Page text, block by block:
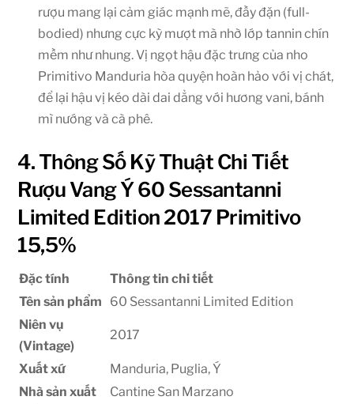
rượu mang lại cảm giác mạnh mẽ, đầy đặn (full-
bodied) nhưng cực kỳ mượt mà nhờ lớp tannin chín
mềm như nhung. Vị ngọt hậu đặc trưng của nho
Primitivo Manduria hòa quyện hoàn hảo với vị chát,
để lại hậu vị kéo dài dai dẳng với hương vani, bánh
mì nướng và cà phê.
4. Thông Số Kỹ Thuật Chi Tiết
Rượu Vang Ý 60 Sessantanni
Limited Edition 2017 Primitivo
15,5%
Đặc tính
Thông tin chi tiết
Tên sản phẩm
60 Sessantanni Limited Edition
Niên vụ
(Vintage)
2017
Xuất xứ
Manduria, Puglia, Ý
Nhà sản xuất
Cantine San Marzano